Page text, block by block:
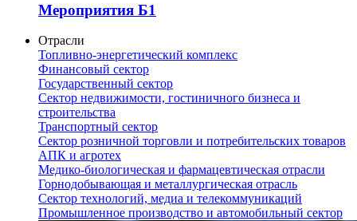
Мероприятия Б1
Отрасли
Топливно-энергетический комплекс
Финансовый сектор
Государственный сектор
Сектор недвижимости, гостиничного бизнеса и
строительства
Транспортный сектор
Сектор розничной торговли и потребительских товаров
АПК и агротех
Медико-биологическая и фармацевтическая отрасли
Горнодобывающая и металлургическая отрасль
Сектор технологий, медиа и телекоммуникаций
Промышленное производство и автомобильный сектор